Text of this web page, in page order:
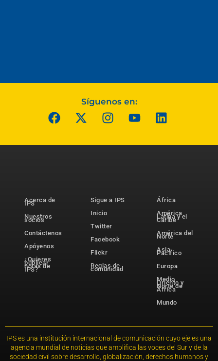
Síguenos en:
Acerca de
IPS
Nuestros
socios
Contáctenos
Apóyenos
¿Quieres
publicar
notas de
IPS?
Sigue a IPS
Inicio
Twitter
Facebook
Flickr
Reglas de
comunidad
África
América
Latina y el
Caribe
América del
Norte
Asia-
Pacífico
Europa
Medio
Oriente y
Norte de
África
Mundo
IPS es una institución internacional de comunicación cuyo eje es una
agencia mundial de noticias que amplifica las voces del Sur y de la
sociedad civil sobre desarrollo, globalización, derechos humanos y